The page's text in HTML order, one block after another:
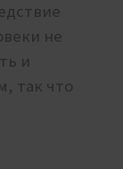
не
и
так что